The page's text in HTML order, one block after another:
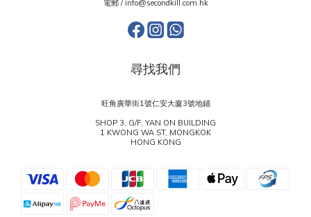
電郵 / info@secondkill.com.hk
尋找我們
旺角廣華街1號仁安大廈3號地鋪
SHOP 3, G/F, YAN ON BUILDING
1 KWONG WA ST, MONGKOK
HONG KONG